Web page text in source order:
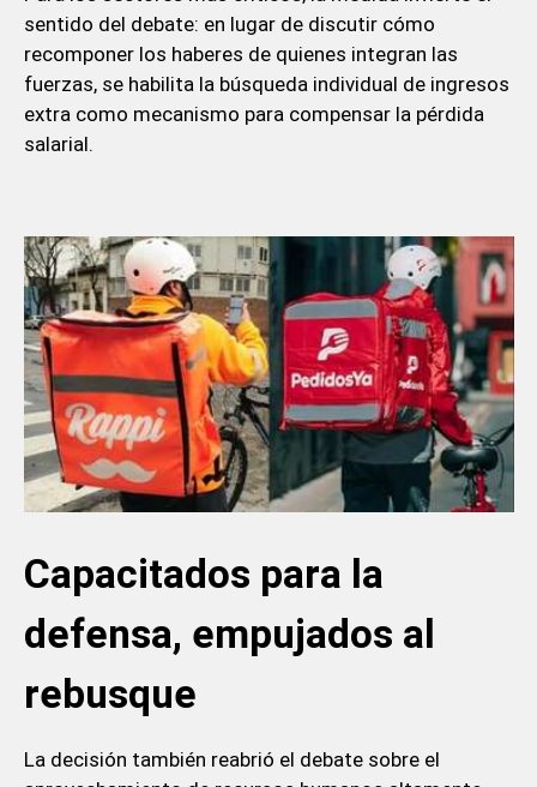
sentido del debate: en lugar de discutir cómo
recomponer los haberes de quienes integran las
fuerzas, se habilita la búsqueda individual de ingresos
extra como mecanismo para compensar la pérdida
salarial.
Capacitados para la
defensa, empujados al
rebusque
La decisión también reabrió el debate sobre el